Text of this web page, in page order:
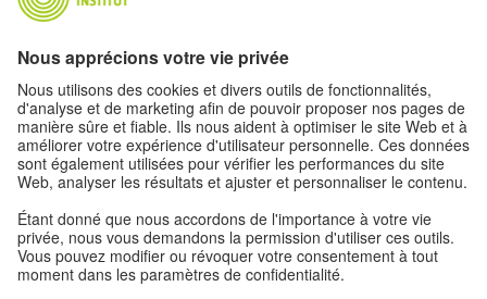
Portail pour enseignants „Deutschstunde“
Confidentialité et accessibilité
Paramètres de confidentialité
Accessibilité